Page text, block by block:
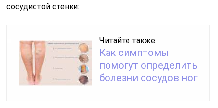
сосудистой стенки:
Читайте также:
Как симптомы
помогут определить
болезни сосудов ног